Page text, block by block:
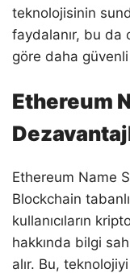
teknolojisinin
faydalanır, bu da
göre daha
Ethereum
Ethereum Name
Blockchain
kullanıcıların
hakkında bilgi
alır. Bu,